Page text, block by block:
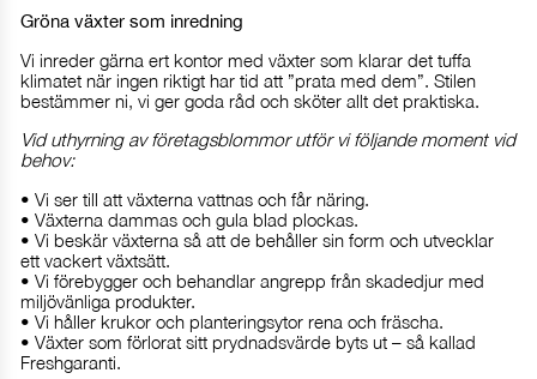
Gröna växter som inredning
Vi inreder gärna ert kontor med växter som klarar det tuffa
klimatet när ingen riktigt har tid att ”prata med dem”. Stilen
bestämmer ni, vi ger goda råd och sköter allt det praktiska.
Vid uthyrning av företagsblommor utför vi följande moment vid
behov:
• Vi ser till att växterna vattnas och får näring.
• Växterna dammas och gula blad plockas.
• Vi beskär växterna så att de behåller sin form och utvecklar
ett vackert växtsätt.
• Vi förebygger och behandlar angrepp från skadedjur med
miljövänliga produkter.
• Vi håller krukor och planteringsytor rena och fräscha.
• Växter som förlorat sitt prydnadsvärde byts ut – så kallad
Freshgaranti.